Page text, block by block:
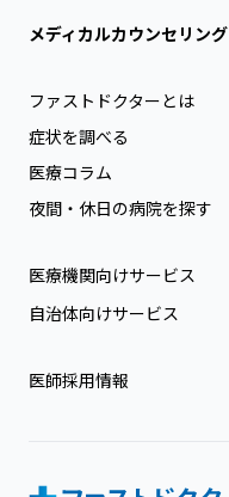
メディカルカウンセリング
ファストドクターとは
症状を調べる
医療コラム
夜間・休日の病院を探す
医療機関向けサービス
自治体向けサービス
医師採用情報